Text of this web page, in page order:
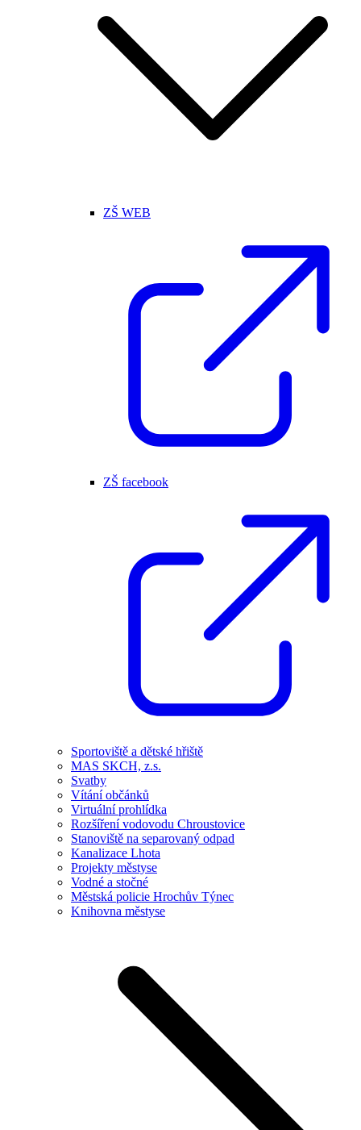
ZŠ WEB
ZŠ facebook
Sportoviště a dětské hřiště
MAS SKCH, z.s.
Svatby
Vítání občánků
Virtuální prohlídka
Rozšíření vodovodu Chroustovice
Stanoviště na separovaný odpad
Kanalizace Lhota
Projekty městyse
Vodné a stočné
Městská policie Hrochův Týnec
Knihovna městyse